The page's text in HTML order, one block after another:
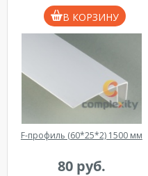
В КОРЗИНУ
F-профиль (60*25*2) 1500 мм
80 руб.